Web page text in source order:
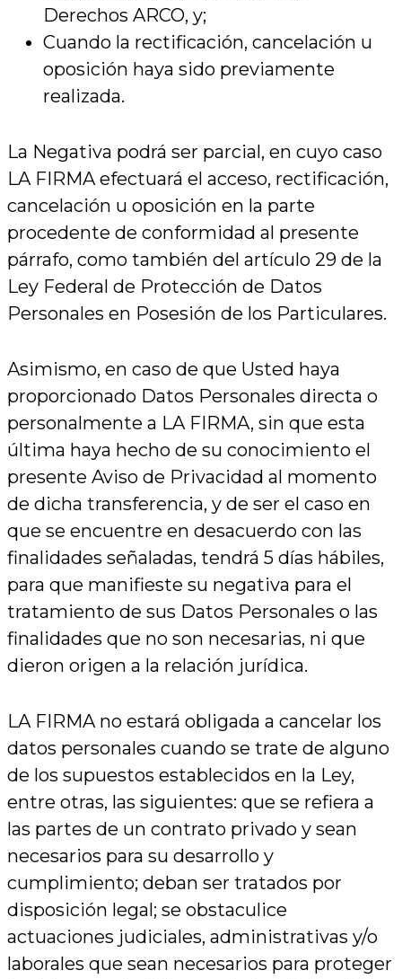
Derechos ARCO, y;
Cuando la rectificación, cancelación u
oposición haya sido previamente
realizada.
La Negativa podrá ser parcial, en cuyo caso
LA FIRMA efectuará el acceso, rectificación,
cancelación u oposición en la parte
procedente de conformidad al presente
párrafo, como también del artículo 29 de la
Ley Federal de Protección de Datos
Personales en Posesión de los Particulares.
Asimismo, en caso de que Usted haya
proporcionado Datos Personales directa o
personalmente a LA FIRMA, sin que esta
última haya hecho de su conocimiento el
presente Aviso de Privacidad al momento
de dicha transferencia, y de ser el caso en
que se encuentre en desacuerdo con las
finalidades señaladas, tendrá 5 días hábiles,
para que manifieste su negativa para el
tratamiento de sus Datos Personales o las
finalidades que no son necesarias, ni que
dieron origen a la relación jurídica.
LA FIRMA no estará obligada a cancelar los
datos personales cuando se trate de alguno
de los supuestos establecidos en la Ley,
entre otras, las siguientes: que se refiera a
las partes de un contrato privado y sean
necesarios para su desarrollo y
cumplimiento; deban ser tratados por
disposición legal; se obstaculice
actuaciones judiciales, administrativas y/o
laborales que sean necesarios para proteger